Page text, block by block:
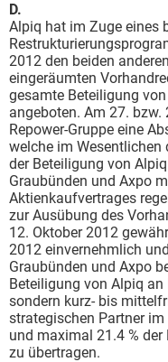
D.
Alpiq hat im Zuge eines
2012 den beiden
eingeräumten
gesamte Beteiligung
angeboten. Am 27.
Repower-Gruppe eine
welche im Wesentlichen
der Beteiligung von
Graubünden und Axpo
Aktienkaufvertrages
zur Ausübung des
12. Oktober 2012
2012 einvernehmlich
Graubünden und Axpo
Beteiligung von Alpiq
sondern kurz- bis
strategischen Partner
und maximal 21.4 %
zu übertragen.